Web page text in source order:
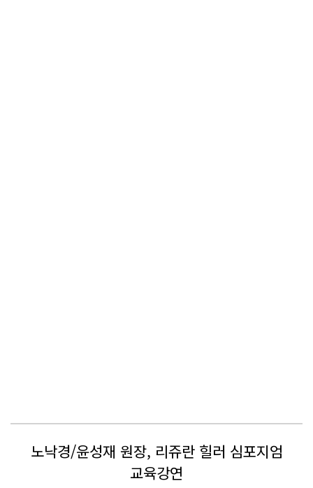
노낙경/윤성재 원장, 리쥬란 힐러 심포지엄
교육강연